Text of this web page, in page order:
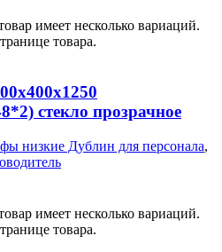
имеет несколько вариаций.
товара.
стекло прозрачное
низкие Дублин для персонала,
имеет несколько вариаций.
товара.